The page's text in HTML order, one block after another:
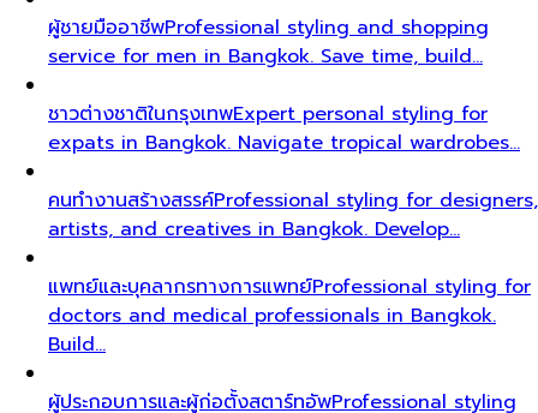
ผู้ชายมืออาชีพProfessional styling and shopping
service for men in Bangkok. Save time, build…
ชาวต่างชาติในกรุงเทพExpert personal styling for
expats in Bangkok. Navigate tropical wardrobes…
คนทำงานสร้างสรรค์Professional styling for designers,
artists, and creatives in Bangkok. Develop…
แพทย์และบุคลากรทางการแพทย์Professional styling for
doctors and medical professionals in Bangkok.
Build…
ผู้ประกอบการและผู้ก่อตั้งสตาร์ทอัพProfessional styling